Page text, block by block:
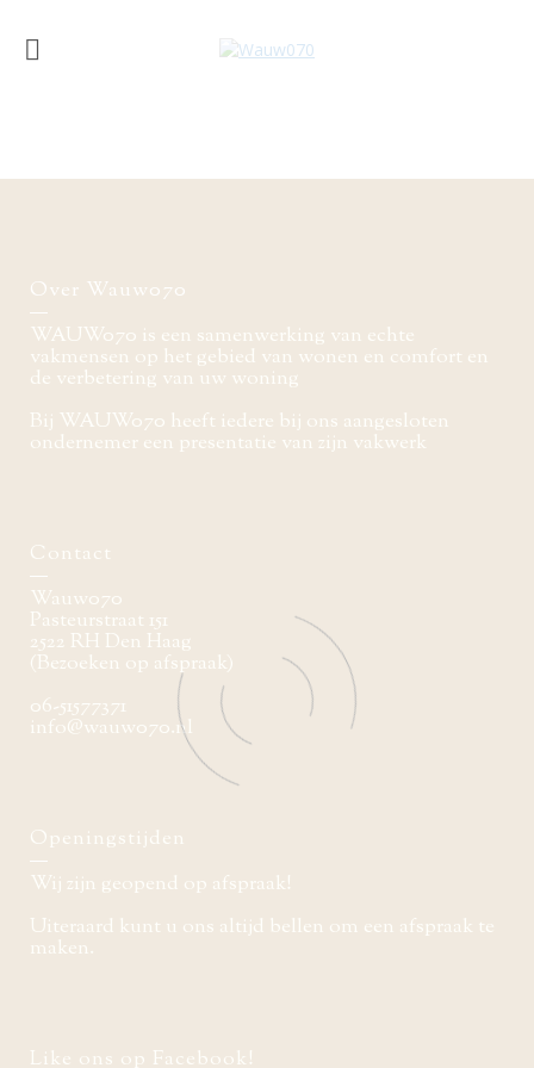
Over Wauw070
WAUW070 is een samenwerking van echte
vakmensen op het gebied van wonen en comfort en
de verbetering van uw woning
Bij WAUW070 heeft iedere bij ons aangesloten
ondernemer een presentatie van zijn vakwerk
Contact
Wauw070
Pasteurstraat 151
2522 RH Den Haag
(Bezoeken op afspraak)
06-51577371
info@wauw070.nl
Openingstijden
Wij zijn geopend op afspraak!
Uiteraard kunt u ons altijd bellen om een afspraak te
maken.
Like ons op Facebook!